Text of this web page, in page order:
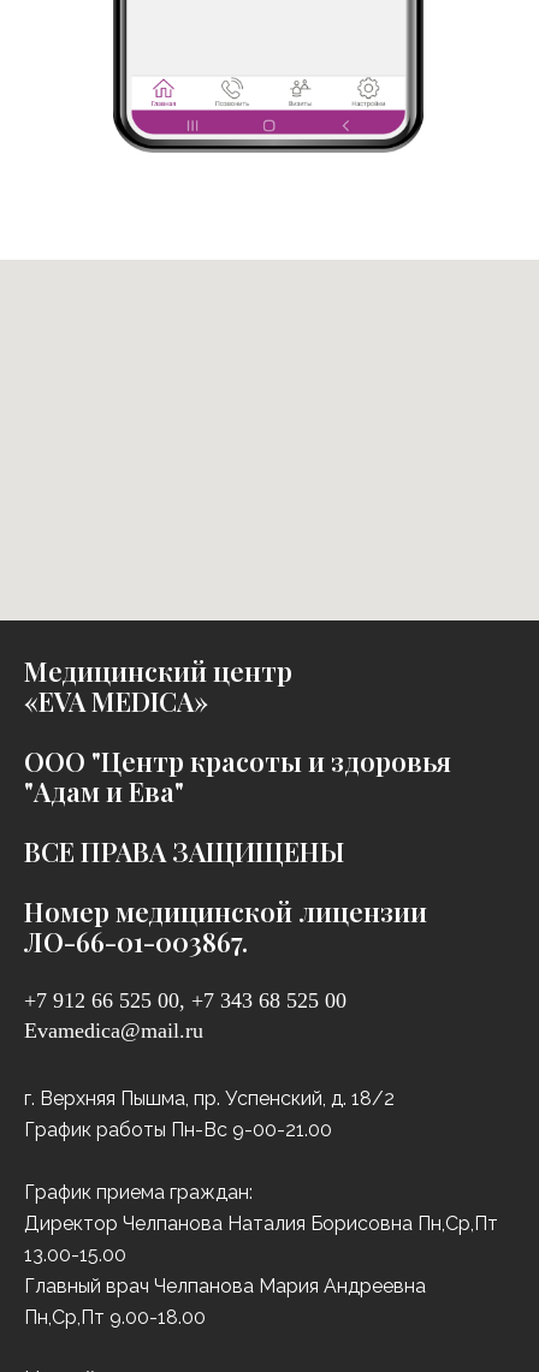
Медицинский центр
«EVA MEDICA»
ООО "Центр красоты и здоровья
"Адам и Ева"
ВСЕ ПРАВА ЗАЩИЩЕНЫ
Номер медицинской лицензии
ЛО-66-01-003867.
+7 912 66 525 00, +7 343 68 525 00
Evamedica@mail.ru
г. Верхняя Пышма, пр. Успенский, д. 18/2
График работы Пн-Вс 9-00-21.00
График приема граждан:
Директор Челпанова Наталия Борисовна Пн,Ср,Пт
13.00-15.00
Главный врач Челпанова Мария Андреевна
Пн,Ср,Пт 9.00-18.00